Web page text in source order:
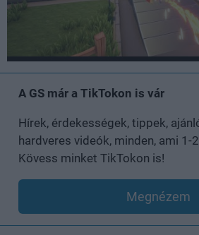
A GS már a TikTokon is vár
Hírek, érdekességek, tippek,
hardveres videók, minden, ami 1-
Kövess minket TikTokon is!
Megnézem